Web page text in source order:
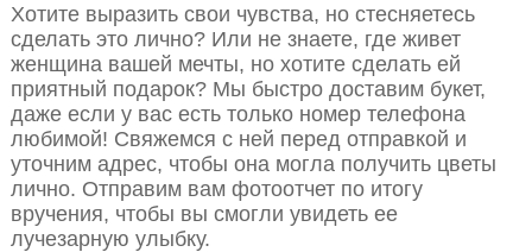
Хотите выразить свои чувства, но стесняетесь
сделать это лично? Или не знаете, где живет
женщина вашей мечты, но хотите сделать ей
приятный подарок? Мы быстро доставим букет,
даже если у вас есть только номер телефона
любимой! Свяжемся с ней перед отправкой и
уточним адрес, чтобы она могла получить цветы
лично. Отправим вам фотоотчет по итогу
вручения, чтобы вы смогли увидеть ее
лучезарную улыбку.